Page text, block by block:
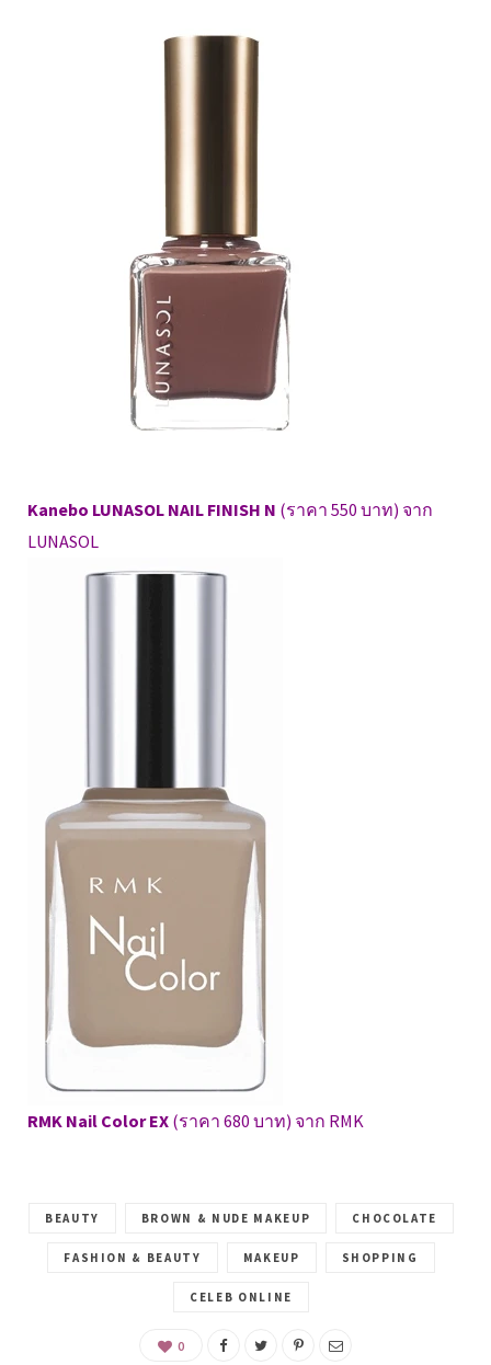
Kanebo LUNASOL NAIL FINISH N (ราคา 550 บาท) จาก
LUNASOL
RMK Nail Color EX (ราคา 680 บาท) จาก RMK
BEAUTY BROWN & NUDE MAKEUP CHOCOLATE
FASHION & BEAUTY MAKEUP SHOPPING
CELEB ONLINE
0